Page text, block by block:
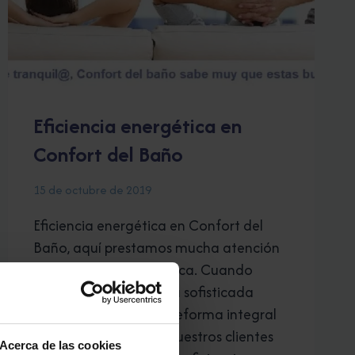
Acerca de las cookies
Eficiencia energética en
Confort del Baño
15 de octubre de 2019
Eficiencia energética en Confort del
Baño, aquí prestamos mucha atención
a la eficiencia energética. Cuando
decidimos acometer la sofisticada
tarea de realizar una reforma integral
de nuestra vivienda. Nuestros clientes